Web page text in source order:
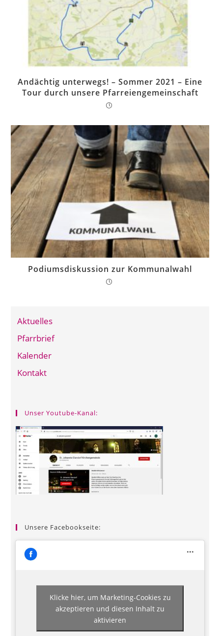
Andächtig unterwegs! – Sommer 2021 – Eine
Tour durch unsere Pfarreiengemeinschaft
Podiumsdiskussion zur Kommunalwahl
Aktuelles
Pfarrbrief
Kalender
Kontakt
Unser Youtube-Kanal:
Unsere Facebookseite:
Klicke hier, um Marketing-Cookies zu
akzeptieren und diesen Inhalt zu
aktivieren